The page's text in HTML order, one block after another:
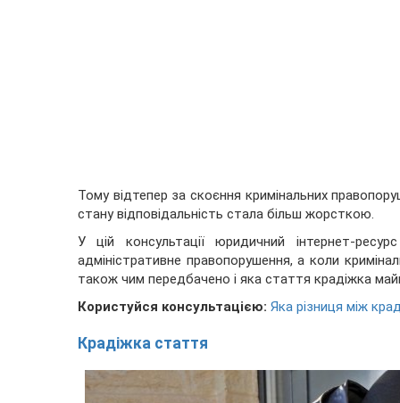
Тому відтепер за скоєння кримінальних
стану відповідальність стала більш жорсткою.
У цій консультації юридичний інтернет-
адміністративне правопорушення, а коли
також чим передбачено і яка стаття крадіжка
Користуйся консультацією: Яка різниця між
Крадіжка стаття